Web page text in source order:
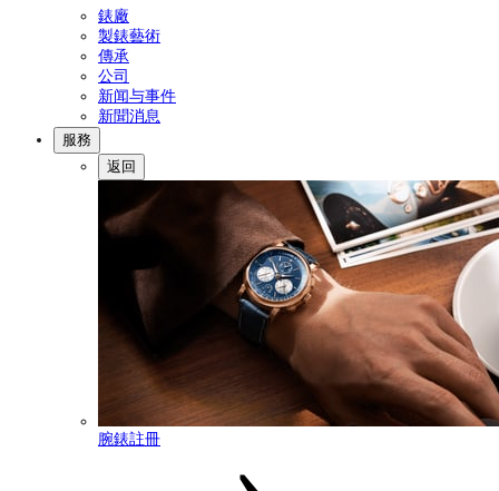
錶廠
製錶藝術
傳承
公司
新闻与事件
新聞消息
服務
返回
腕錶註冊